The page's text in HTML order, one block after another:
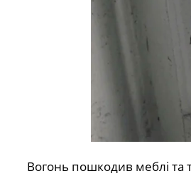
Вогонь пошкодив меблі та